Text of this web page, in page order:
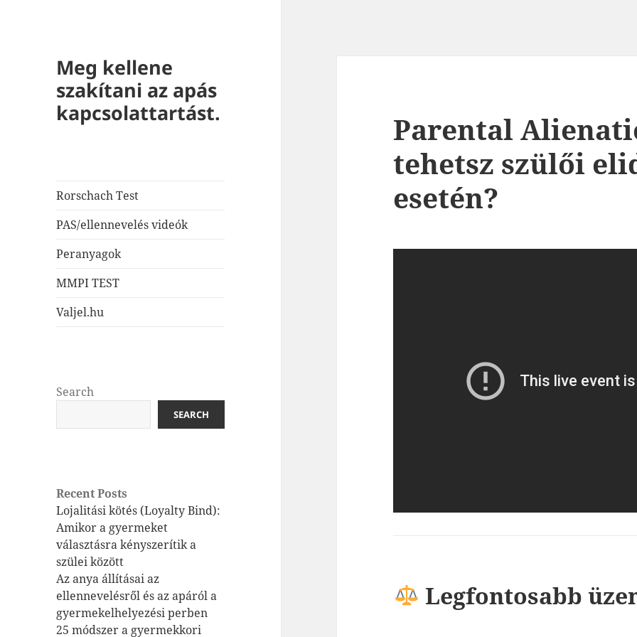
Meg kellene
szakítani az apás
kapcsolattartást.
Rorschach Test
PAS/ellennevelés videók
Peranyagok
MMPI TEST
Valjel.hu
Search
SEARCH
Recent Posts
Lojalitási kötés (Loyalty Bind):
Amikor a gyermeket
választásra kényszerítik a
szülei között
Az anya állításai az
ellennevelésről és az apáról a
gyermekelhelyezési perben
25 módszer a gyermekkori
Parental
tehetsz szülői
esetén?
Legfontosabb